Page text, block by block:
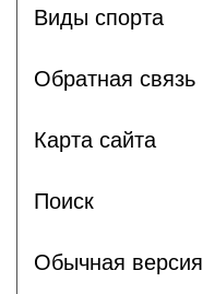
Виды спорта
Обратная связь
Карта сайта
Поиск
Обычная версия